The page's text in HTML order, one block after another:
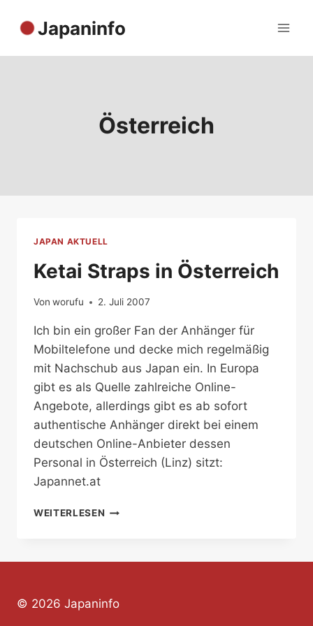
Inhalt
Japaninfo
Österreich
JAPAN AKTUELL
Ketai Straps in Österreich
Von worufu 2. Juli 2007
Ich bin ein großer Fan der Anhänger für
Mobiltelefone und decke mich regelmäßig
mit Nachschub aus Japan ein. In Europa
gibt es als Quelle zahlreiche Online-
Angebote, allerdings gibt es ab sofort
authentische Anhänger direkt bei einem
deutschen Online-Anbieter dessen
Personal in Österreich (Linz) sitzt:
Japannet.at
WEITERLESEN KETAI
© 2026 Japaninfo